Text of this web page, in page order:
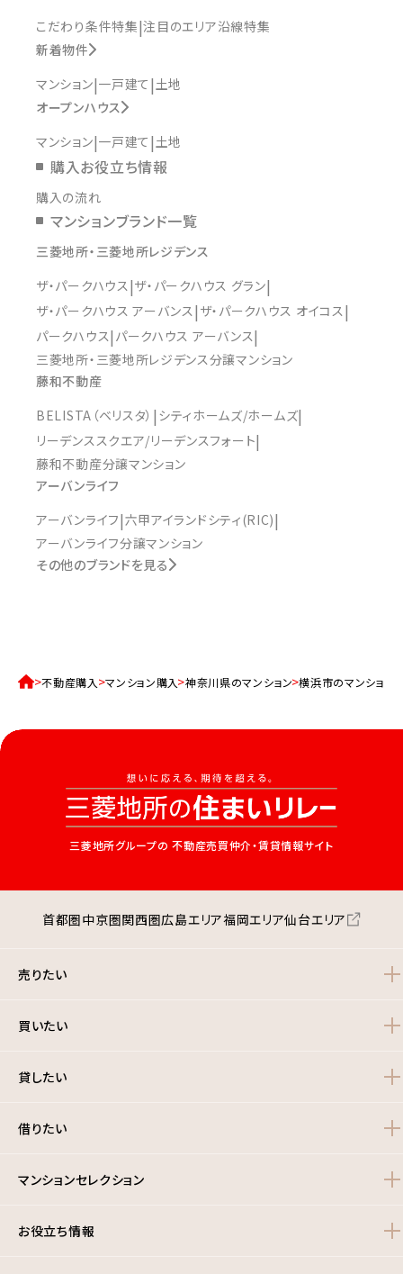
こだわり条件特集 注目のエリア沿線特集
新着物件
マンション 一戸建て 土地
オープンハウス
マンション 一戸建て 土地
購入お役立ち情報
購入の流れ
マンションブランド一覧
三菱地所・三菱地所レジデンス
ザ・パークハウス ザ・パークハウス グラン
ザ・パークハウス アーバンス ザ・パークハウス オイコス
パークハウス パークハウス アーバンス
三菱地所・三菱地所レジデンス分譲マンション
藤和不動産
BELISTA（ベリスタ） シティホームズ/ホームズ
リーデンススクエア/リーデンスフォート
藤和不動産分譲マンション
アーバンライフ
アーバンライフ 六甲アイランドシティ(RIC)
アーバンライフ分譲マンション
その他のブランドを見る
不動産購入 マンション購入 神奈川県のマンション 横浜市のマンション
三菱地所グループの 不動産売買仲介・賃貸情報サイト
首都圏中京圏関西圏広島エリア福岡エリア仙台エリア
売りたい
買いたい
貸したい
借りたい
マンションセレクション
お役立ち情報